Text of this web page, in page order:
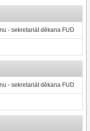
- sekretariát děkana FUD
- sekretariát děkana FUD